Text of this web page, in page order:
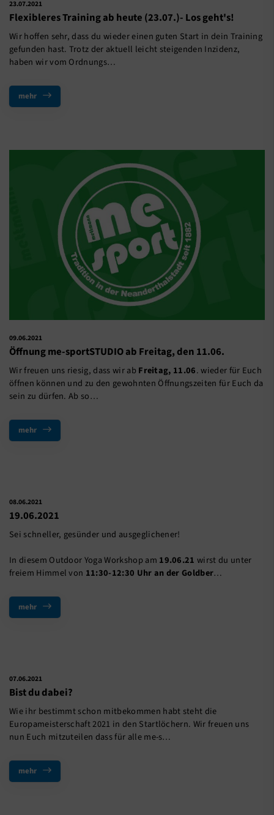
23.07.2021
Flexibleres Training ab heute (23.07.)- Los geht's!
Wir hoffen sehr, dass du wieder einen guten Start in dein Training
gefunden hast. Trotz der aktuell leicht steigenden Inzidenz,
haben wir vom Ordnungs…
mehr
09.06.2021
Öffnung me-sportSTUDIO ab Freitag, den 11.06.
Wir freuen uns riesig, dass wir ab Freitag, 11.06. wieder für Euch
öffnen können und zu den gewohnten Öffnungszeiten für Euch da
sein zu dürfen. Ab so…
mehr
08.06.2021
19.06.2021
Sei schneller, gesünder und ausgeglichener!
In diesem Outdoor Yoga Workshop am 19.06.21 wirst du unter
freiem Himmel von 11:30-12:30 Uhr an der Goldber…
mehr
07.06.2021
Bist du dabei?
Wie ihr bestimmt schon mitbekommen habt steht die
Europameisterschaft 2021 in den Startlöchern. Wir freuen uns
nun Euch mitzuteilen dass für alle me-s…
mehr